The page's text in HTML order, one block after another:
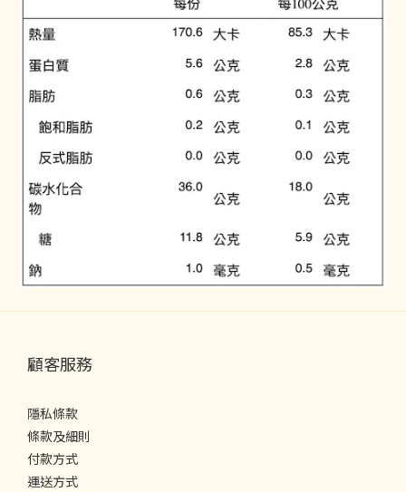
顧客服務
隱私條款
條款及細則
付款方式
運送方式